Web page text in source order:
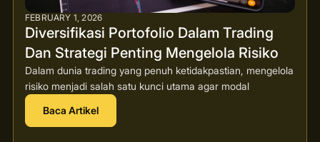
FEBRUARY 1, 2026
Diversifikasi Portofolio Dalam Trading
Dan Strategi Penting Mengelola Risiko
Dalam dunia trading yang penuh ketidakpastian, mengelola
risiko menjadi salah satu kunci utama agar modal
Baca Artikel